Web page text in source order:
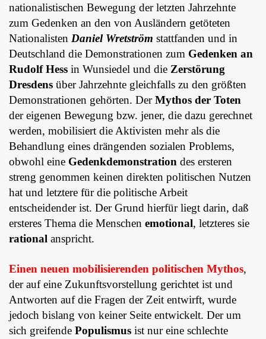
nationalistischen Bewegung der letzten Jahrzehnte
zum Gedenken an den von Ausländern getöteten
Nationalisten Daniel Wretström stattfanden und in
Deutschland die Demonstrationen zum Gedenken an
Rudolf Hess in Wunsiedel und die Zerstörung
Dresdens über Jahrzehnte gleichfalls zu den größten
Demonstrationen gehörten. DerMythos der Toten
der eigenen Bewegung bzw. jener, die dazu gerechnet
werden, mobilisiert die Aktivisten mehr als die
Behandlung eines drängenden sozialen Problems,
obwohl eine Gedenkdemonstration des ersteren
streng genommen keinen direkten politischen Nutzen
hat und letztere für die politische Arbeit
entscheidender ist. Der Grund hierfür liegt darin, daß
ersteres Thema die Menschen emotional, letzteres sie
rational anspricht.
Einen neuen mobilisierenden politischen Mythos,
der auf eine Zukunftsvorstellung gerichtet ist und
Antworten auf die Fragen der Zeit entwirft, wurde
jedoch bislang von keiner Seite entwickelt. Der um
sich greifende Populismus ist nur eine schlechte